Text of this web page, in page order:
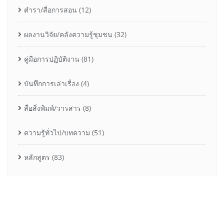
ตำรา/สื่อการสอน (12)
ผลงานวิจัย/คลังความรู้ชุมชน (32)
คู่มือการปฏิบัติงาน (81)
บันทึกการเล่าเรื่อง (4)
สื่อสิ่งพิมพ์/วารสาร (8)
ความรู้ทั่วไป/บทความ (51)
หลักสูตร (83)